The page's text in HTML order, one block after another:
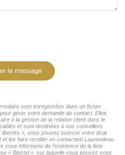
le message
sont enregistrées dans un fichier
gérer votre demande de contact. Elles
à la gestion de la relation client dans le
et sont destinées à nos conseillers
libertés », vous pouvez exercer votre droit
les faire rectifier en contactant Laurendeau
vous informons de l'existence de la liste
« Bloctel », sur laquelle vous pouvez vous